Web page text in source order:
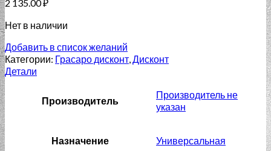
2 135.00₽
Нет в наличии
Добавить в список желаний
Категории: Грасаро дисконт,Дисконт
Детали
Производитель
Производитель не
указан
Назначение Универсальная